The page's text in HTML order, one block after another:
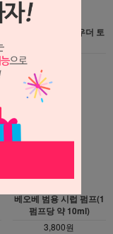
베오베 시나몬 파우더 토
60원 적립
베오베 범용 시럽 펌프(1
펌프당 약 10ml)
3,800원